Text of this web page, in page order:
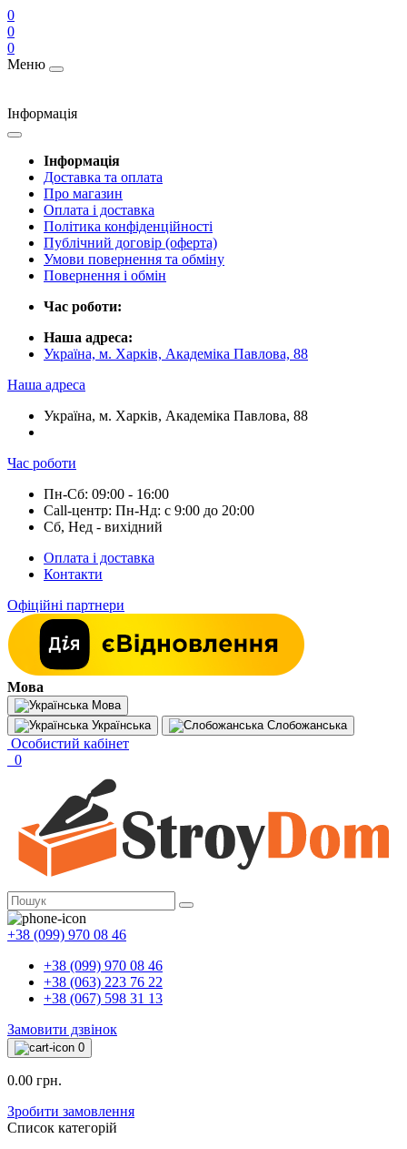
0
0
0
Меню
Інформація
Інформація
Доставка та оплата
Про магазин
Оплата і доставка
Політика конфіденційності
Публічний договір (оферта)
Умови повернення та обміну
Повернення і обмін
Час роботи:
Наша адреса:
Україна, м. Харків, Академіка Павлова, 88
Наша адреса
Україна, м. Харків, Академіка Павлова, 88
Час роботи
Пн-Сб: 09:00 - 16:00
Call-центр: Пн-Нд: с 9:00 до 20:00
Сб, Нед - вихідний
Оплата і доставка
Контакти
Офіційні партнери
Мова
Мова
Українська
Слобожанська
Особистий кабінет
0
+38 (099) 970 08 46
+38 (099) 970 08 46
+38 (063) 223 76 22
+38 (067) 598 31 13
Замовити дзвінок
0
0.00 грн.
Зробити замовлення
Список категорій